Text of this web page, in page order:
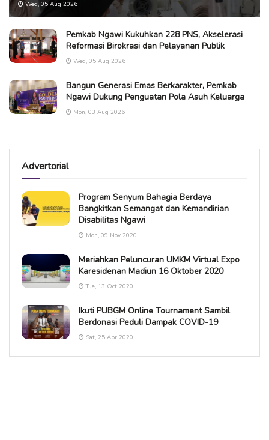
Wed, 05 Aug 2026
Pemkab Ngawi Kukuhkan 228 PNS, Akselerasi
Reformasi Birokrasi dan Pelayanan Publik
Wed, 05 Aug 2026
Bangun Generasi Emas Berkarakter, Pemkab
Ngawi Dukung Penguatan Pola Asuh Keluarga
Mon, 03 Aug 2026
Advertorial
Program Senyum Bahagia Berdaya
Bangkitkan Semangat dan Kemandirian
Disabilitas Ngawi
Mon, 09 Nov 2020
Meriahkan Peluncuran UMKM Virtual Expo
Karesidenan Madiun 16 Oktober 2020
Tue, 13 Oct 2020
Ikuti PUBGM Online Tournament Sambil
Berdonasi Peduli Dampak COVID-19
Sat, 25 Apr 2020